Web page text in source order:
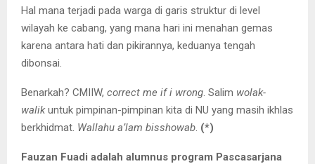
Hal mana terjadi pada warga di garis struktur di level
wilayah ke cabang, yang mana hari ini menahan gemas
karena antara hati dan pikirannya, keduanya tengah
dibonsai.
Benarkah? CMIIW, correct me if i wrong. Salim wolak-
walikuntuk pimpinan-pimpinan kita di NU yang masih ikhlas
berkhidmat. Wallahu a’lam bisshowab. (*)
Fauzan Fuadi adalah alumnus program Pascasarjana